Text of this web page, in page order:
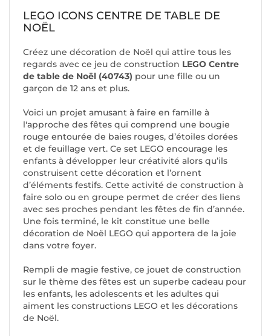
LEGO ICONS CENTRE DE TABLE DE
NOËL
Créez une décoration de Noël qui attire tous les
regards avec ce jeu de construction LEGO Centre
de table de Noël (40743) pour une fille ou un
garçon de 12 ans et plus.
Voici un projet amusant à faire en famille à
l'approche des fêtes qui comprend une bougie
rouge entourée de baies rouges, d’étoiles dorées
et de feuillage vert. Ce set LEGO encourage les
enfants à développer leur créativité alors qu’ils
construisent cette décoration et l’ornent
d’éléments festifs. Cette activité de construction à
faire solo ou en groupe permet de créer des liens
avec ses proches pendant les fêtes de fin d’année.
Une fois terminé, le kit constitue une belle
décoration de Noël LEGO qui apportera de la joie
dans votre foyer.
Rempli de magie festive, ce jouet de construction
sur le thème des fêtes est un superbe cadeau pour
les enfants, les adolescents et les adultes qui
aiment les constructions LEGO et les décorations
de Noël.